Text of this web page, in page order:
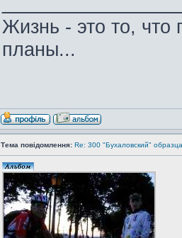
Жизнь - это то,
планы...
Тема повідомлення: Re: 300 "Бухаловский"